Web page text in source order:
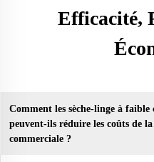
Efficacité,
Comment les sèche-linge à
peuvent-ils réduire les coûts de
commerciale ?